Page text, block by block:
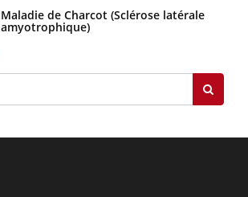
Maladie de Charcot (Sclérose latérale
amyotrophique)